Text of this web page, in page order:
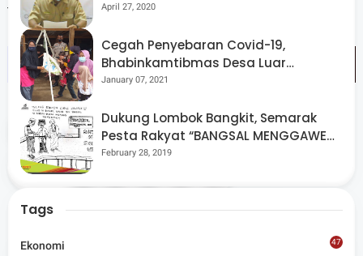
tinggi. (Red)
Tags Jakarta
Share
April 27, 2020
Cegah Penyebaran Covid-19,
Bhabinkamtibmas Desa Luar
Pantau Kegiatan Posyandu
January 07, 2021
Dukung Lombok Bangkit, Semarak
Pesta Rakyat “BANGSAL MENGGAWE”
Kembali Digelar Para Seniman Di
February 28, 2019
Tags
Ekonomi 47